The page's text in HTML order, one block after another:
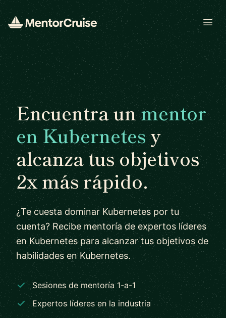
Encuentra unmentor
en Kubernetesy
alcanza tus objetivos
2x más rápido.
¿Te cuesta dominar Kubernetes por tu
cuenta? Recibe mentoría de expertos líderes
en Kubernetes para alcanzar tus objetivos de
habilidades en Kubernetes.
Sesiones de mentoría 1-a-1
Expertos líderes en la industria